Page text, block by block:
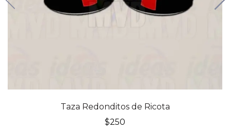
Taza Redonditos de Ricota
$250